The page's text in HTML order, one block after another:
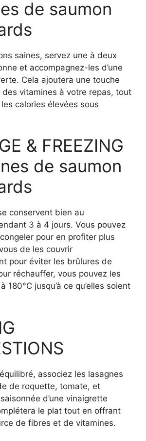
de saumon
saines, servez une à deux
et accompagnez-les d’une
Cela ajoutera une touche
vitamines à votre repas, tout
calories élevées sous
& FREEZING
de saumon
conservent bien au
3 à 4 jours. Vous pouvez
pour en profiter plus
de les couvrir
pour éviter les brûlures de
réchauffer, vous pouvez les
180°C jusqu’à ce qu’elles soient
associez les lasagnes
de roquette, tomate, et
d’une vinaigrette
le plat tout en offrant
de fibres et de vitamines.